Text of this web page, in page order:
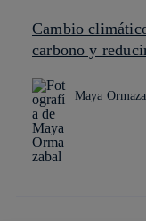
Cambio
carbono y
Maya